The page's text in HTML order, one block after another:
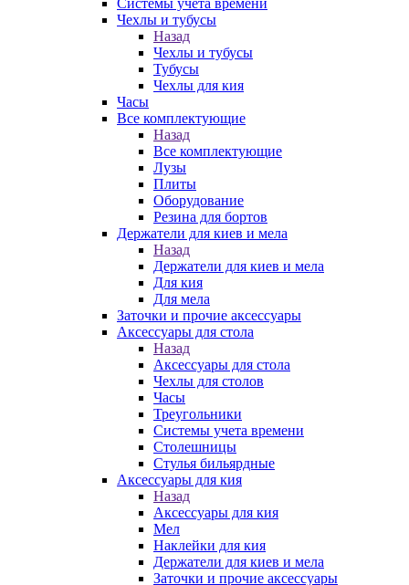
Системы учета времени
Чехлы и тубусы
Назад
Чехлы и тубусы
Тубусы
Чехлы для кия
Часы
Все комплектующие
Назад
Все комплектующие
Лузы
Плиты
Оборудование
Резина для бортов
Держатели для киев и мела
Назад
Держатели для киев и мела
Для кия
Для мела
Заточки и прочие аксессуары
Аксессуары для стола
Назад
Аксессуары для стола
Чехлы для столов
Часы
Треугольники
Системы учета времени
Столешницы
Стулья бильярдные
Аксессуары для кия
Назад
Аксессуары для кия
Мел
Наклейки для кия
Держатели для киев и мела
Заточки и прочие аксессуары